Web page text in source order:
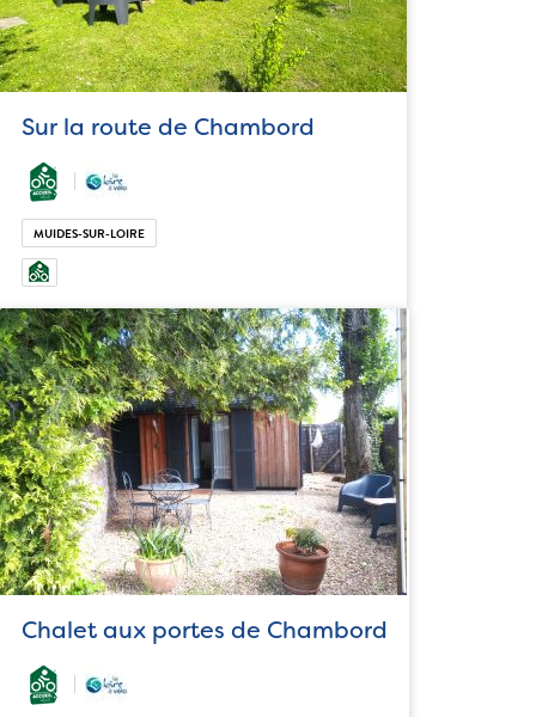
Sur la route de Chambord
MUIDES-SUR-LOIRE
Chalet aux portes de Chambord